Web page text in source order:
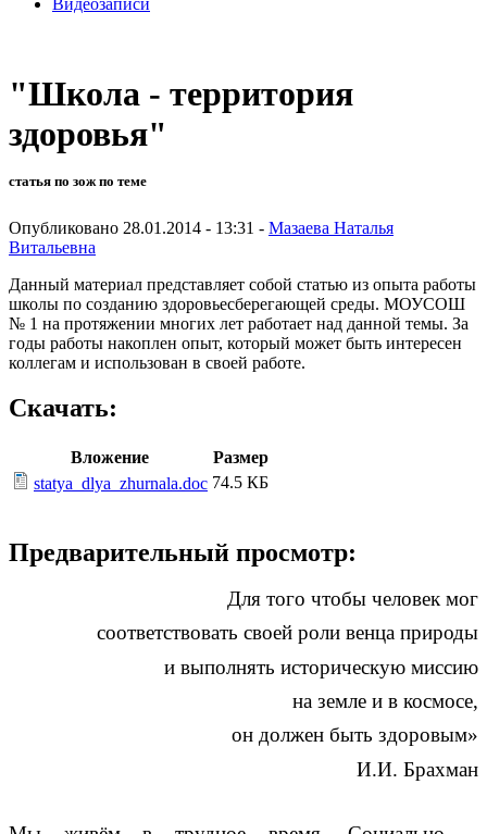
"Школа - территория
здоровья"
статья по зож по теме
Опубликовано 28.01.2014 - 13:31 - Мазаева Наталья
Витальевна
Данный материал представляет собой статью из опыта работы
школы по созданию здоровьесберегающей среды. МОУСОШ
№ 1 на протяжении многих лет работает над данной темы. За
годы работы накоплен опыт, который может быть интересен
коллегам и использован в своей работе.
Скачать:
Вложение
Размер
statya_dlya_zhurnala.doc 74.5 КБ
Предварительный просмотр:
Для того чтобы человек мог
соответствовать своей роли венца природы
и выполнять историческую миссию
на земле и в космосе,
он должен быть здоровым»
И.И. Брахман